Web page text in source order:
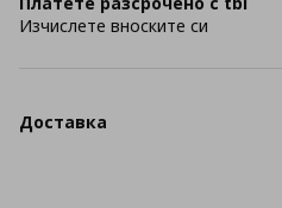
Изчислете вноските си
Доставка